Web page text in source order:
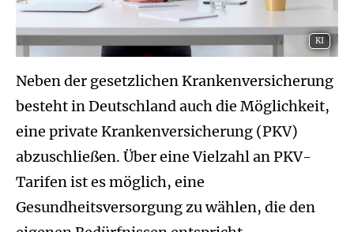
KI
Neben der gesetzlichen Kranken­ver­si­che­rung
besteht in Deutschland auch die Möglichkeit,
eine private Kranken­ver­si­che­rung (PKV)
abzuschließen. Über eine Vielzahl an PKV-
Tarifen ist es möglich, eine
Gesundheitsversorgung zu wählen, die den